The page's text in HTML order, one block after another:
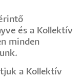
és a Kollektív
minden
a Kollektív